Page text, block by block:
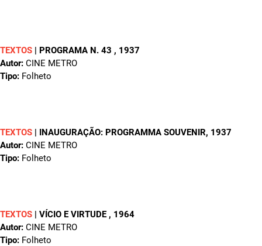
TEXTOS | PROGRAMA N. 43 , 1937
Autor: CINE METRO
Tipo: Folheto
TEXTOS | INAUGURAÇÃO: PROGRAMMA SOUVENIR, 1937
Autor: CINE METRO
Tipo: Folheto
TEXTOS | VÍCIO E VIRTUDE , 1964
Autor: CINE METRO
Tipo: Folheto